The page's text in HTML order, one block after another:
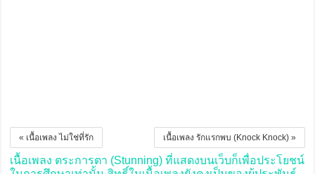
เนื้อเพลง รักแรกพบ (Knock Knock) »
« เนื้อเพลง ไม่ใช่ที่รัก
เนื้อเพลง ตระการตา (Stunning) ที่แสดงบนเว็บก็เพื่อประโยชน์